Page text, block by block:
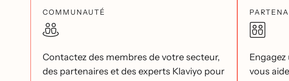
COMMUNAUTÉ
Contactez des membres de votre secteur,
des partenaires et des experts Klaviyo pour
vous